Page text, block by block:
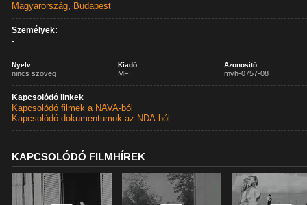
Magyarország, Budapest
Személyek:
-
Nyelv:
nincs szöveg
Kiadó:
MFI
Azonosító:
mvh-0757-08
Kapcsolódó linkek
Kapcsolódó filmek a NAVA-ból
Kapcsolódó dokumentumok az NDA-ból
KAPCSOLÓDÓ FILMHÍREK